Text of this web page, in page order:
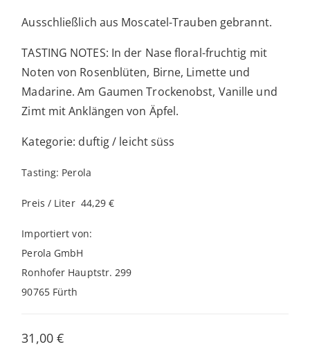
Ausschließlich aus Moscatel-Trauben gebrannt.
TASTING NOTES: In der Nase floral-fruchtig mit
Noten von Rosenblüten, Birne, Limette und
Madarine. Am Gaumen Trockenobst, Vanille und
Zimt mit Anklängen von Äpfel.
Kategorie: duftig / leicht süss
Tasting: Perola
Preis / Liter 44,29 €
Importiert von:
Perola GmbH
Ronhofer Hauptstr. 299
90765 Fürth
31,00 €